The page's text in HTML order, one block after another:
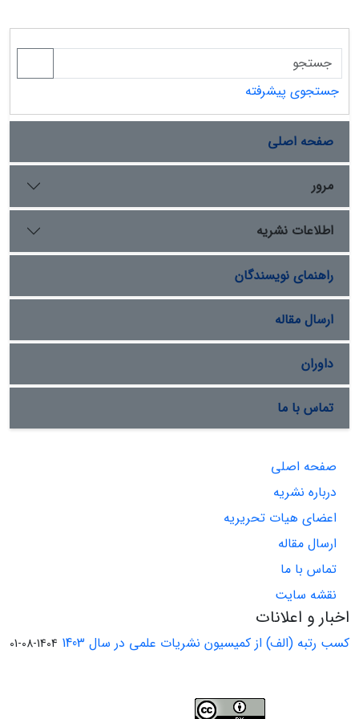
شماری از شناسه‏های جمعیتی، فرهنگی، سرزمینی و بهره‏گیری
از سامانه‏ اطلاعات جغرافیایی، کانون توجه جغرافیای انتخابات
است.
جستجوی پیشرفته
صفحه اصلی
مرور
اطلاعات نشریه
راهنمای نویسندگان
ارسال مقاله
داوران
تماس با ما
صفحه اصلی
درباره نشریه
اعضای هیات تحریریه
ارسال مقاله
تماس با ما
نقشه سایت
اخبار و اعلانات
کسب رتبه (الف) از کمیسیون نشریات علمی در سال 1403 1404-08-01